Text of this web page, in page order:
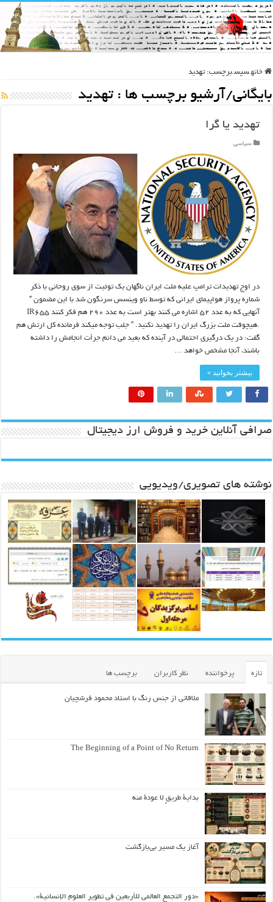
خانه سپس برچسب:تهدید
بایگانی/آرشیو برچسب ها : تهدید
تهدید یا گرا
سیاسی
در اوج تهدیدات ترامپ علیه ملت ایران ناگهان یک توئیت از سوی روحانی با ذکر
شماره پرواز هواپیمای ایرانی که توسط ناو وینسس سرنگون شد با این مضمون ”
آنهایی که به عدد ۵۲ اشاره می کنند بهتر است به عدد ۲۹۰ هم فکر کنند IR۶۵۵
.هیچوقت ملت بزرگ ایران را تهدید نکنید. ” جلب توجه میکند فرمانده کل ارتش هم
گفت: در یک درگیری احتمالی در آینده که بعید می دانم جرأت انجامش را داشته
باشند، آنجا مشخص خواهد …
بیشتر بخوانید »
صرافی آنلاین خرید و فروش ارز دیجیتال
نوشته های تصویری/ویدیویی
تازه پرخواننده نظر کاربران برچسب ها
ملاقاتی از جنس رنگ با استاد محمود فرشچیان
The Beginning of a Point of No Return
بداية طريقٍ لا عودة منه
آغاز یک مسیر بی‌بازگشت
«دور التجمع العالمي للأربعين في تطوير العلوم الإنسانية».